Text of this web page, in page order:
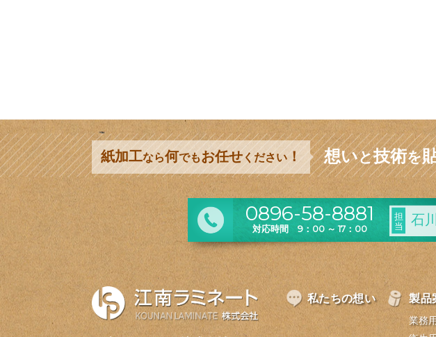
紙加工なら何でもお任せ ください ！ 想いと技術を
0896-58-8881
対応時間 9：00 ～ 17：00
担
当
石川
私たちの想い 製品
業務